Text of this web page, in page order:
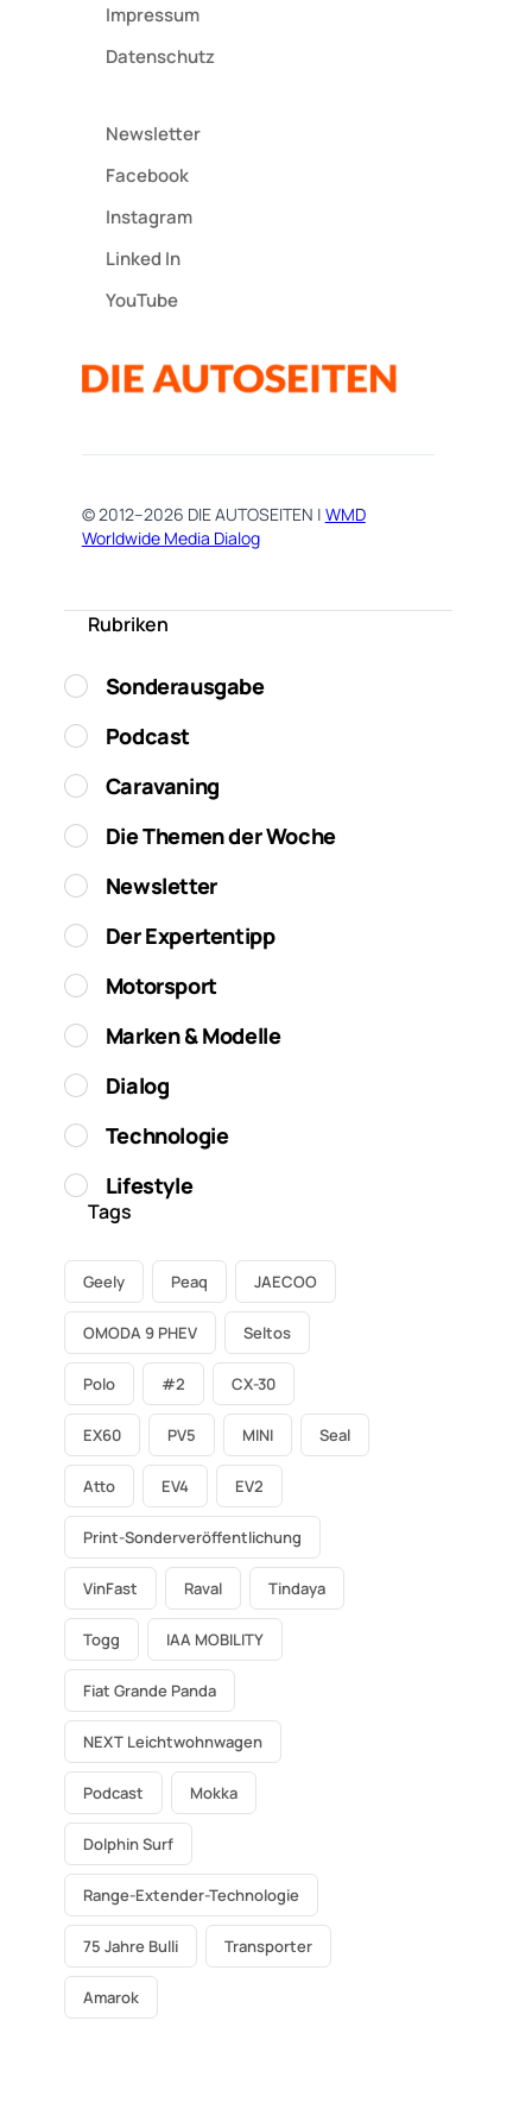
Impressum
Datenschutz
Newsletter
Facebook
Instagram
Linked In
YouTube
© 2012–2026 DIE AUTOSEITEN | WMD
Worldwide Media Dialog
Rubriken
Sonderausgabe
Podcast
Caravaning
Die Themen der Woche
Newsletter
Der Expertentipp
Motorsport
Marken & Modelle
Dialog
Technologie
Lifestyle
Tags
Geely Peaq JAECOO
OMODA 9 PHEV Seltos
Polo #2 CX-30
EX60 PV5 MINI Seal
Atto EV4 EV2
Print-Sonderveröffentlichung
VinFast Raval Tindaya
Togg IAA MOBILITY
Fiat Grande Panda
NEXT Leichtwohnwagen
Podcast Mokka
Dolphin Surf
Range-Extender-Technologie
75 Jahre Bulli Transporter
Amarok